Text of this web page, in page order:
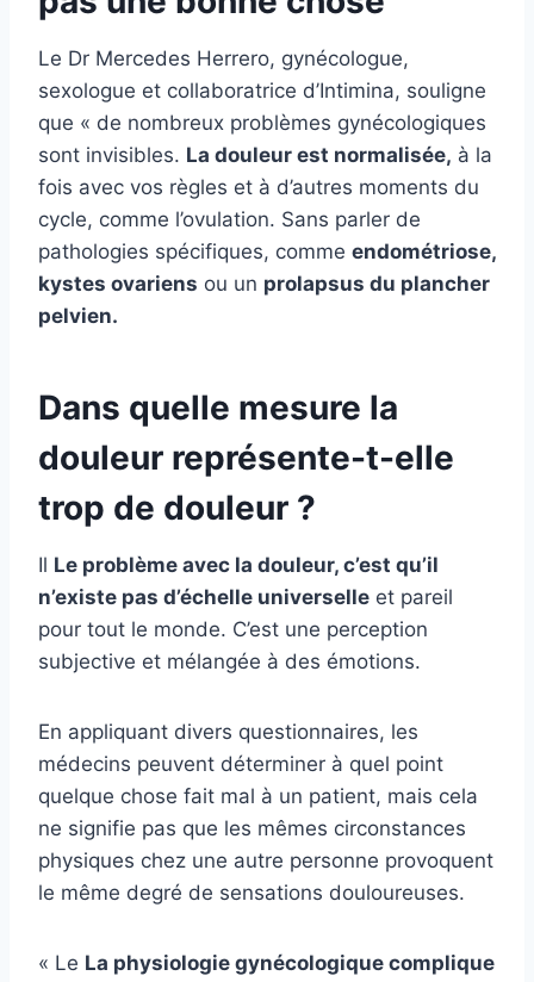
Le Dr Mercedes Herrero, gynécologue,
sexologue et collaboratrice d’Intimina, souligne
que « de nombreux problèmes gynécologiques
sont invisibles. La douleur est normalisée, à la
fois avec vos règles et à d’autres moments du
cycle, comme l’ovulation. Sans parler de
pathologies spécifiques, comme endométriose,
kystes ovariens ou un prolapsus du plancher
pelvien.
Dans quelle mesure la
douleur représente-t-elle
trop de douleur ?
Il Le problème avec la douleur, c’est qu’il
n’existe pas d’échelle universelle et pareil
pour tout le monde. C’est une perception
subjective et mélangée à des émotions.
En appliquant divers questionnaires, les
médecins peuvent déterminer à quel point
quelque chose fait mal à un patient, mais cela
ne signifie pas que les mêmes circonstances
physiques chez une autre personne provoquent
le même degré de sensations douloureuses.
« Le La physiologie gynécologique complique